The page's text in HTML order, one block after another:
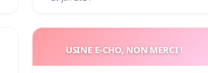
USINE E-CHO, NON MERCI !